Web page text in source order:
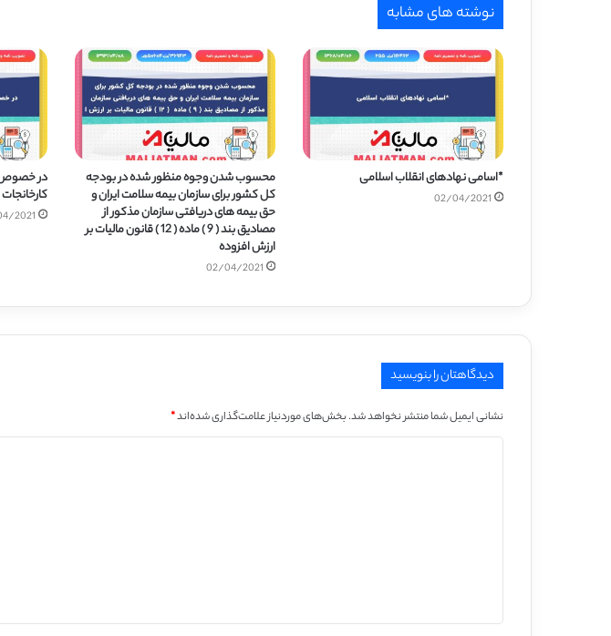
نوشته های مشابه
*اسامی نهادهای انقلاب اسلامی
02/04/2021
محسوب شدن وجوه منظور شده در بودجه
کل کشور برای سازمان بیمه سلامت ایران و
حق بیمه های دریافتی سازمان مذکور از
مصادیق بند ( 9 ) ماده ( 12 ) قانون مالیات بر
ارزش افزوده
02/04/2021
در خصوص
2021
دیدگاهتان را بنویسید
نشانی ایمیل شما منتشر نخواهد شد.بخش‌های موردنیاز علامت‌گذاری شده‌اند*